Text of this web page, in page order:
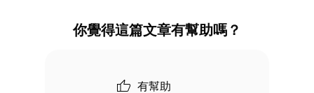
你覺得這篇文章有幫助嗎？
有幫助